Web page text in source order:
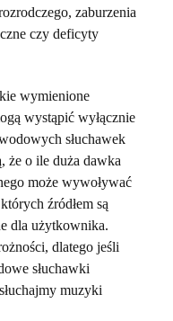
zaburzenia
czy deficyty
wymienione
wystąpić wyłącznie
słuchawek
że o ile duża dawka
może wywoływać
źródłem są
dla użytkownika.
dlatego jeśli
słuchawki
muzyki